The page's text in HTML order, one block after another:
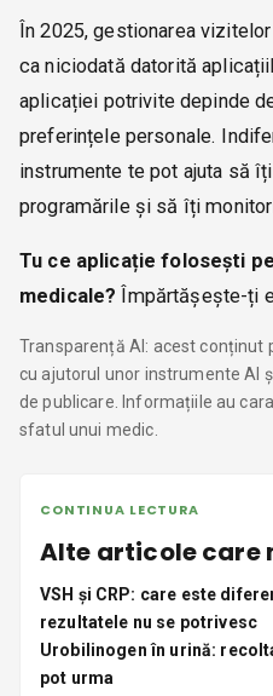
În 2025, gestionarea
ca niciodată datorită
aplicației potrivite depinde
preferințele personale.
instrumente te pot ajuta să
programările și să îți
Tu ce aplicație folosești
medicale? Împărtășește-ți
Transparență AI: acest
cu ajutorul unor instrumente AI
de publicare. Informațiile au
sfatul unui medic.
CONTINUA LECTURA
Alte articole care
VSH și CRP: care este
rezultatele nu se potrivesc
Urobilinogen în urină:
pot urma